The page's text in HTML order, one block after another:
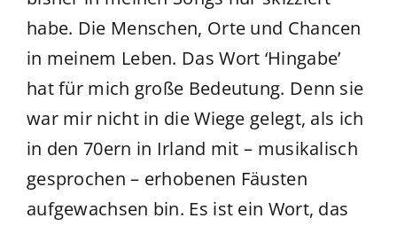
habe. Die Menschen, Orte und Chancen
in meinem Leben. Das Wort ‘Hingabe’
hat für mich große Bedeutung. Denn sie
war mir nicht in die Wiege gelegt, als ich
in den 70ern in Irland mit – musikalisch
gesprochen – erhobenen Fäusten
aufgewachsen bin. ​​Es ist ein Wort, das